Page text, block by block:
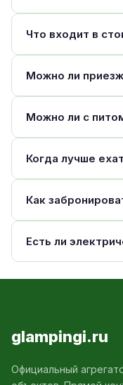
Что входит в
Можно ли
Можно ли с
Когда лучше
Как
Есть ли
glampingi.ru
Официальный